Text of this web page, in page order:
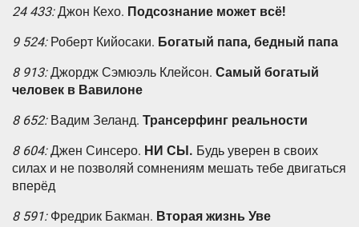
24 433: Джон Кехо. Подсознание может всё!
9 524: Роберт Кийосаки. Богатый папа, бедный папа
8 913: Джордж Сэмюэль Клейсон. Самый богатый
человек в Вавилоне
8 652: Вадим Зеланд. Трансерфинг реальности
8 604: Джен Синсеро. НИ СЫ. Будь уверен в своих
силах и не позволяй сомнениям мешать тебе двигаться
вперёд
8 591: Фредрик Бакман. Вторая жизнь Уве